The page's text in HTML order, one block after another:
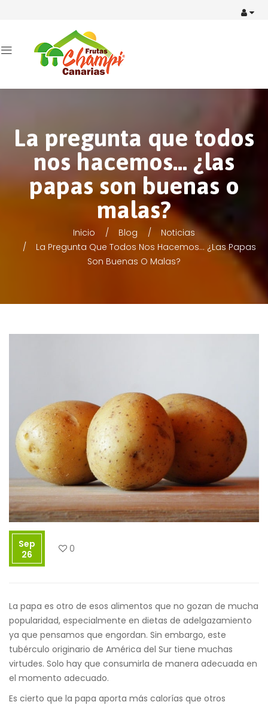
La pregunta que todos
nos hacemos… ¿las
papas son buenas o
malas?
Inicio Blog
Noticias
La Pregunta Que Todos Nos Hacemos… ¿las Papas
Son Buenas O Malas?
Sep
26
0
La papa es otro de esos alimentos que no gozan de mucha
popularidad, especialmente en dietas de adelgazamiento
ya que pensamos que engordan. Sin embargo, este
tubérculo originario de América del Sur tiene muchas
virtudes. Solo hay que consumirla de manera adecuada en
el momento adecuado.
Es cierto que la papa aporta más calorías que otros